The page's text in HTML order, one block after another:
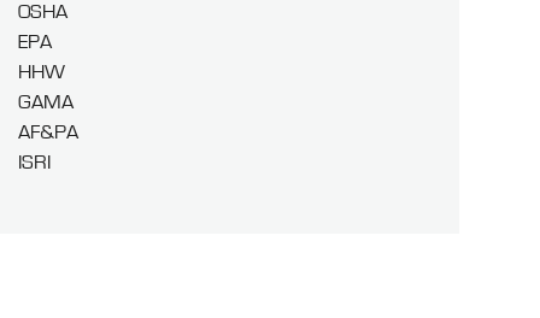
OSHA
EPA
HHW
GAMA
AF&PA
ISRI